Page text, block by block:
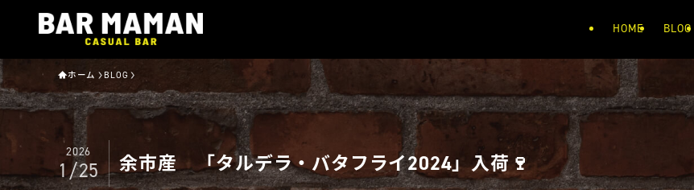
HOME BLOG
ホーム BLOG
余市産 「タルデラ・バタフライ2024」入荷🍷
2026
1/25